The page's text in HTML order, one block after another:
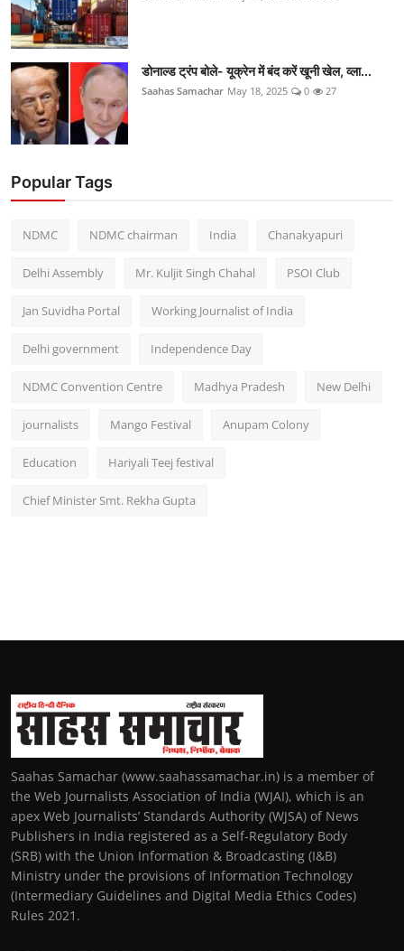
डोनाल्ड ट्रंप बोले- यूक्रेन में बंद करें खूनी खेल, व्ला...
Saahas Samachar May 18, 2025 0 27
Popular Tags
NDMC NDMC chairman India Chanakyapuri
Delhi Assembly Mr. Kuljit Singh Chahal PSOI Club
Jan Suvidha Portal Working Journalist of India
Delhi government Independence Day
NDMC Convention Centre Madhya Pradesh New Delhi
journalists Mango Festival Anupam Colony
Education Hariyali Teej festival
Chief Minister Smt. Rekha Gupta
Saahas Samachar (www.saahassamachar.in) is a member of
the Web Journalists Association of India (WJAI), which is an
apex Web Journalists’ Standards Authority (WJSA) of News
Publishers in India registered as a Self-Regulatory Body
(SRB) with the Union Information & Broadcasting (I&B)
Ministry under the provisions of Information Technology
(Intermediary Guidelines and Digital Media Ethics Codes)
Rules 2021.